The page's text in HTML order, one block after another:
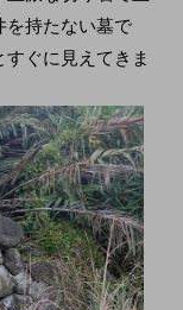
を持たない墓で
ぐに見えてきま